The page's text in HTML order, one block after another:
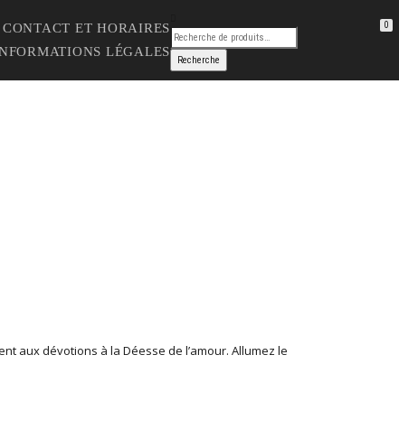
CONTACT ET HORAIRES
LÉGALES
0
aux dévotions à la Déesse de l’amour. Allumez le